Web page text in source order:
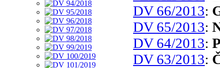
DV 66/2013:
DV 65/2013:
DV 64/2013:
DV 63/2013: